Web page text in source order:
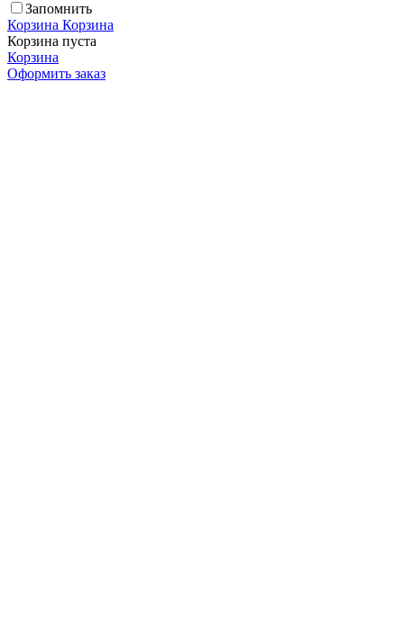
Запомнить
Корзина Корзина
Корзина пуста
Корзина
Оформить заказ